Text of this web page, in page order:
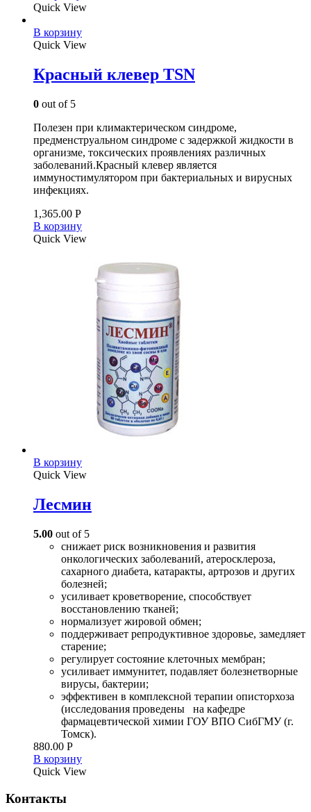
Quick View
В корзину
Quick View
Красный клевер ТSN
0 out of 5
Полезен при климактерическом синдроме,
предменструальном синдроме с задержкой жидкости в
организме, токсических проявлениях различных
заболеваний.Красный клевер является
иммуностимулятором при бактериальных и вирусных
инфекциях.
1,365.00 Р
В корзину
Quick View
В корзину
Quick View
Лесмин
5.00 out of 5
снижает риск возникновения и развития
онкологических заболеваний, атеросклероза,
сахарного диабета, катаракты, артрозов и других
болезней;
усиливает кроветворение, способствует
восстановлению тканей;
нормализует жировой обмен;
поддерживает репродуктивное здоровье, замедляет
старение;
регулирует состояние клеточных мембран;
усиливает иммунитет, подавляет болезнетворные
вирусы, бактерии;
эффективен в комплексной терапии описторхоза
(исследования проведены на кафедре
фармацевтической химии ГОУ ВПО СибГМУ (г.
Томск).
880.00 Р
В корзину
Quick View
Контакты